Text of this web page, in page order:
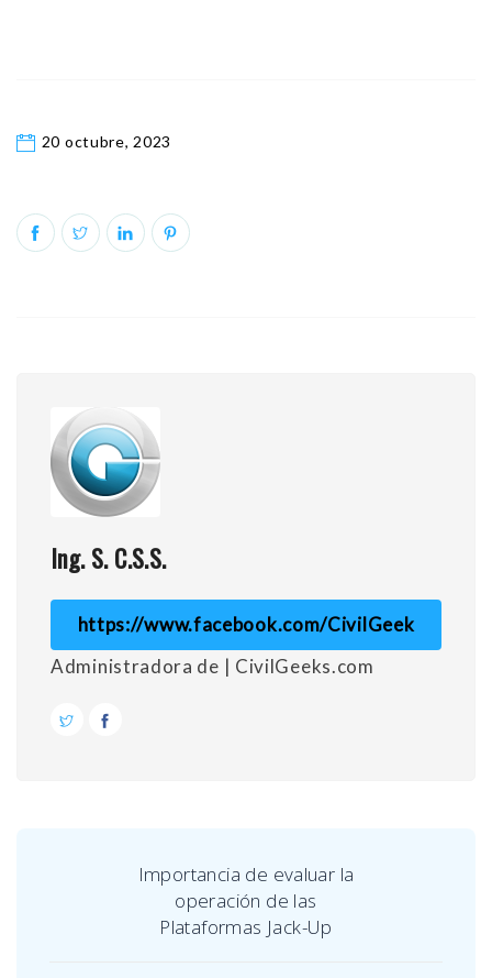
20 octubre, 2023
Ing. S. C.S.S.
https://www.facebook.com/CivilGeek
Administradora de | CivilGeeks.com
Importancia de evaluar la
operación de las
Plataformas Jack-Up